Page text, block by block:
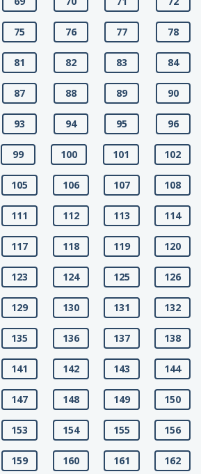
75 76 77 78
81 82 83 84
87 88 89 90
93 94 95 96
99 100 101 102
105 106 107 108
111 112 113 114
117 118 119 120
123 124 125 126
129 130 131 132
135 136 137 138
141 142 143 144
147 148 149 150
153 154 155 156
159 160 161 162